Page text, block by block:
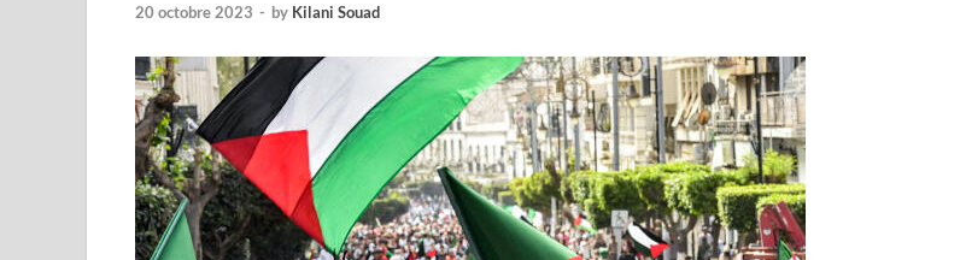
20 octobre 2023 - by Kilani Souad